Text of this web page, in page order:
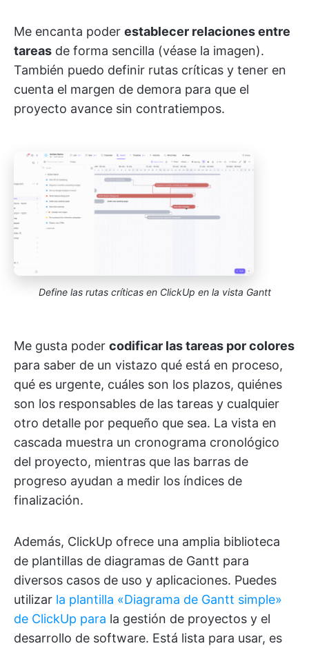
Me encanta poder establecer relaciones entre
tareas de forma sencilla (véase la imagen).
También puedo definir rutas críticas y tener en
cuenta el margen de demora para que el
proyecto avance sin contratiempos.
Define las rutas críticas en ClickUp en la vista Gantt
Me gusta poder codificar las tareas por colores
para saber de un vistazo qué está en proceso,
qué es urgente, cuáles son los plazos, quiénes
son los responsables de las tareas y cualquier
otro detalle por pequeño que sea. La vista en
cascada muestra un cronograma cronológico
del proyecto, mientras que las barras de
progreso ayudan a medir los índices de
finalización.
Además, ClickUp ofrece una amplia biblioteca
de plantillas de diagramas de Gantt para
diversos casos de uso y aplicaciones. Puedes
utilizar la plantilla «Diagrama de Gantt simple»
de ClickUp para la gestión de proyectos y el
desarrollo de software. Está lista para usar, es